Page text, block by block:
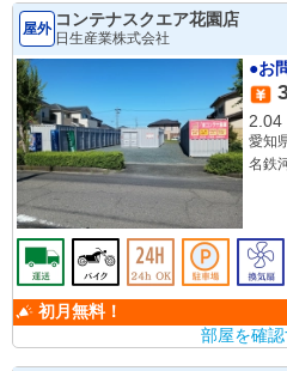
屋外 コンテナスクエア花園店
日生産業株式会社
●お
2.04
愛知
名鉄
初月無料！
部屋を確